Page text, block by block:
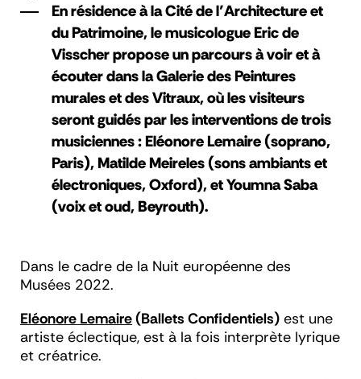
En résidence à la Cité de l’Architecture et
du Patrimoine, le musicologue Eric de
Visscher propose un parcours à voir et à
écouter dans la Galerie des Peintures
murales et des Vitraux, où les visiteurs
seront guidés par les interventions de trois
musiciennes : Eléonore Lemaire (soprano,
Paris), Matilde Meireles (sons ambiants et
électroniques, Oxford), et Youmna Saba
(voix et oud, Beyrouth).
Dans le cadre de la Nuit européenne des
Musées 2022.
Eléonore Lemaire(Ballets Confidentiels) est une
artiste éclectique, est à la fois interprète lyrique
et créatrice.